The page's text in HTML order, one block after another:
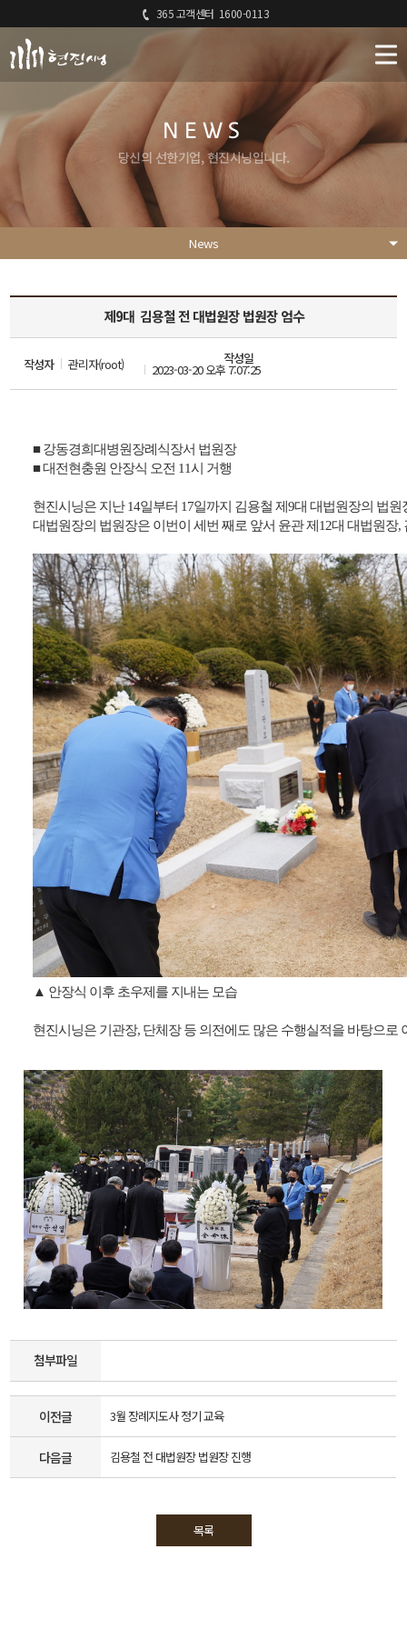
365 고객센터 1600-0113
NEWS
당신의 선한기업, 현진시닝입니다.
News
제9대 김용철 전 대법원장 법원장 엄수
작성자 관리자(root) 작성일
2023-03-20 오후 7:07:25
■강동경희대병원장례식장서 법원장
■대전현충원 안장식 오전 11시 거행
현진시닝은 지난 14일부터 17일까지 김용철 제9대 대법원장의 법
대법원장의 법원장은 이번이 세번 째로 앞서 윤관 제12대 대법원장
▲ 안장식 이후 초우제를 지내는 모습
현진시닝은 기관장, 단체장 등 의전에도 많은 수행실적을 바탕으로
첨부파일
이전글 3월 장례지도사 정기 교육
다음글 김용철 전 대법원장 법원장 진행
목록